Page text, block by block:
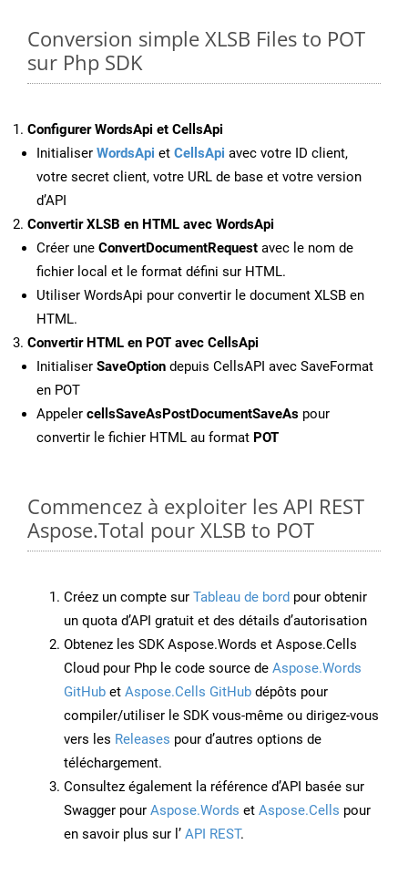
Conversion simple XLSB Files to POT
sur Php SDK
Configurer WordsApi et CellsApi
Initialiser WordsApi et CellsApi avec votre ID client,
votre secret client, votre URL de base et votre version
d’API
Convertir XLSB en HTML avec WordsApi
Créer une ConvertDocumentRequest avec le nom de
fichier local et le format défini sur HTML.
Utiliser WordsApi pour convertir le document XLSB en
HTML.
Convertir HTML en POT avec CellsApi
Initialiser SaveOption depuis CellsAPI avec SaveFormat
en POT
Appeler cellsSaveAsPostDocumentSaveAs pour
convertir le fichier HTML au format POT
Commencez à exploiter les API REST
Aspose.Total pour XLSB to POT
Créez un compte sur Tableau de bord pour obtenir
un quota d’API gratuit et des détails d’autorisation
Obtenez les SDK Aspose.Words et Aspose.Cells
Cloud pour Php le code source de Aspose.Words
GitHub et Aspose.Cells GitHub dépôts pour
compiler/utiliser le SDK vous-même ou dirigez-vous
vers les Releases pour d’autres options de
téléchargement.
Consultez également la référence d’API basée sur
Swagger pour Aspose.Words et Aspose.Cells pour
en savoir plus sur l’ API REST.